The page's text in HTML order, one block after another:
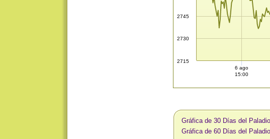
2715
2730
2745
6 ago
15:00
Gráfica de 30 Días del
Gráfica de 60 Días del